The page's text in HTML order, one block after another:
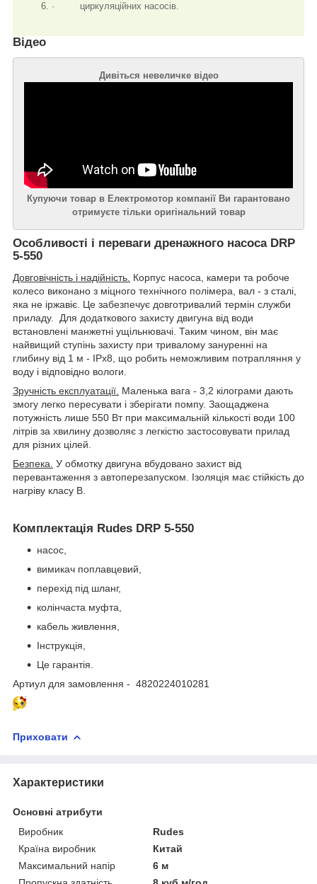
· циркуляційних насосів.
Відео
Дивіться невеличке відео
Купуючи товар в Електромотор компанії Ви гарантовано
отримуєте тільки оригінальний товар
Особливості і переваги дренажного насоса DRP
5-550
Довговічність і надійність. Корпус насоса, камери та робоче
колесо виконано з міцного технічного полімера, вал - з сталі,
яка не іржавіє. Це забезпечує довготривалий термін служби
приладу. Для додаткового захисту двигуна від води
встановлені манжетні ущільнювачі. Таким чином, він має
найвищий ступінь захисту при тривалому зануренні на
глибину від 1 м - IPx8, що робить неможливим потрапляння у
воду і відповідно вологи.
Зручність експлуатації. Маленька вага - 3,2 кілограми дають
змогу легко пересувати і зберігати помпу. Заощаджена
потужність лише 550 Вт при максимальній кількості води 100
літрів за хвилину дозволяє з легкістю застосовувати прилад
для різних цілей.
Безпека. У обмотку двигуна вбудовано захист від
перевантаження з автоперезапуском. Ізоляція має стійкість до
нагріву класу В.
Комплектація Rudes DRP 5-550
насос,
вимикач поплавцевий,
перехід під шланг,
колінчаста муфта,
кабель живлення,
Інструкція,
Це гарантія.
Артиул для замовлення - 4820224010281
Приховати
Характеристики
Основні атрибути
Виробник
Rudes
Країна виробник
Китай
Максимальний напір
6 м